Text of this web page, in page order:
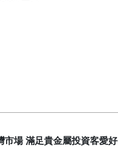
市場 滿足貴金屬投資客愛好